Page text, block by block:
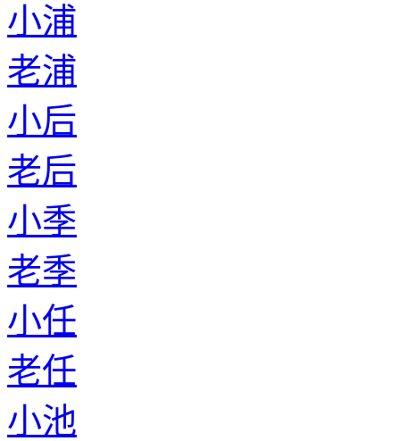
小浦
老浦
小后
老后
小季
老季
小任
老任
小池